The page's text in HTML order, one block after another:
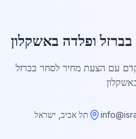
ופלדה באשקלון
עם הצעת מחיר לסחר בברזל
תל אביב, ישראל